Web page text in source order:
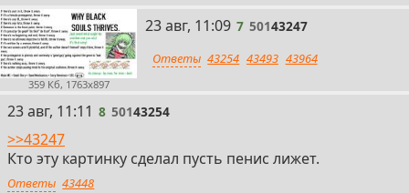
359 Кб, 1763x897
7
23 авг, 11:09 7 50143247
Ответы 43254 43493 43964
8
23 авг, 11:11 8 50143254
>>43247
Кто эту картинку сделал пусть пенис лижет.
Ответы 43448